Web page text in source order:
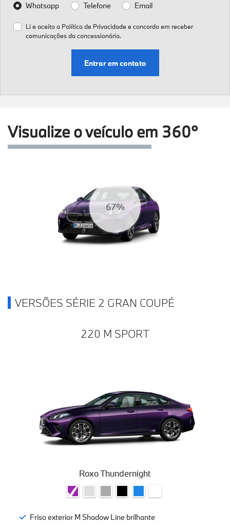
Whatsapp
Telefone Email
Li e aceito a Política de Privacidadee concordo em receber
comunicações da concessionária.
Entrar em contato
Visualize o veículo em 360°
72%
VERSÕES SÉRIE 2 GRAN COUPÉ
220 M SPORT
Roxo Thundernight
Friso exterior M Shadow Line brilhante